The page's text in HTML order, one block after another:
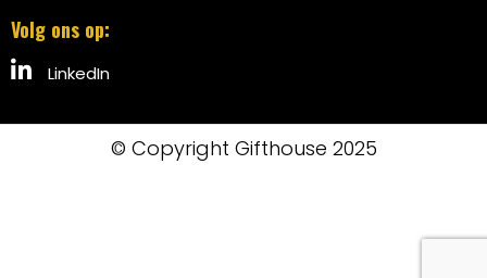
Volg ons op:
LinkedIn
© Copyright Gifthouse 2025